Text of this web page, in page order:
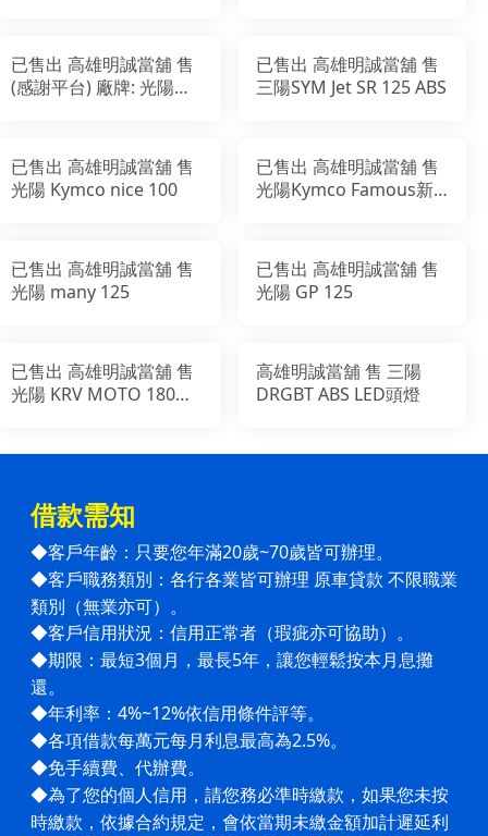
已售出 高雄明誠當舖 售
(感謝平台) 廠牌: 光陽
已售出 高雄明誠當舖 售
三陽SYM Jet SR 125 ABS
已售出 高雄明誠當舖 售
光陽 Kymco nice 100
已售出 高雄明誠當舖 售
光陽Kymco Famous新
已售出 高雄明誠當舖 售
光陽 many 125
已售出 高雄明誠當舖 售
光陽 GP 125
已售出 高雄明誠當舖 售
光陽 KRV MOTO 180
高雄明誠當舖 售 三陽
DRGBT ABS LED頭燈
借款需知
◆客戶年齡：只要您年滿20歲~70歲皆可辦理。
◆客戶職務類別：各行各業皆可辦理 原車貸款 不限職業
類別（無業亦可）。
◆客戶信用狀況：信用正常者（瑕疵亦可協助）。
◆期限：最短3個月，最長5年，讓您輕鬆按本月息攤
還。
◆年利率：4%~12%依信用條件評等。
◆各項借款每萬元每月利息最高為2.5%。
◆免手續費、代辦費。
◆為了您的個人信用，請您務必準時繳款，如果您未按
時繳款，依據合約規定，會依當期未繳金額加計遲延利